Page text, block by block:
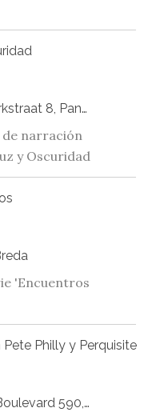
Kapel der Lazaristen, Kerkstraat 8, Panningen
narración
y Oscuridad
'Encuentros
Philly y Perquisite
AFAS Live, Johan Cruijff Boulevard 590, Amsterdam